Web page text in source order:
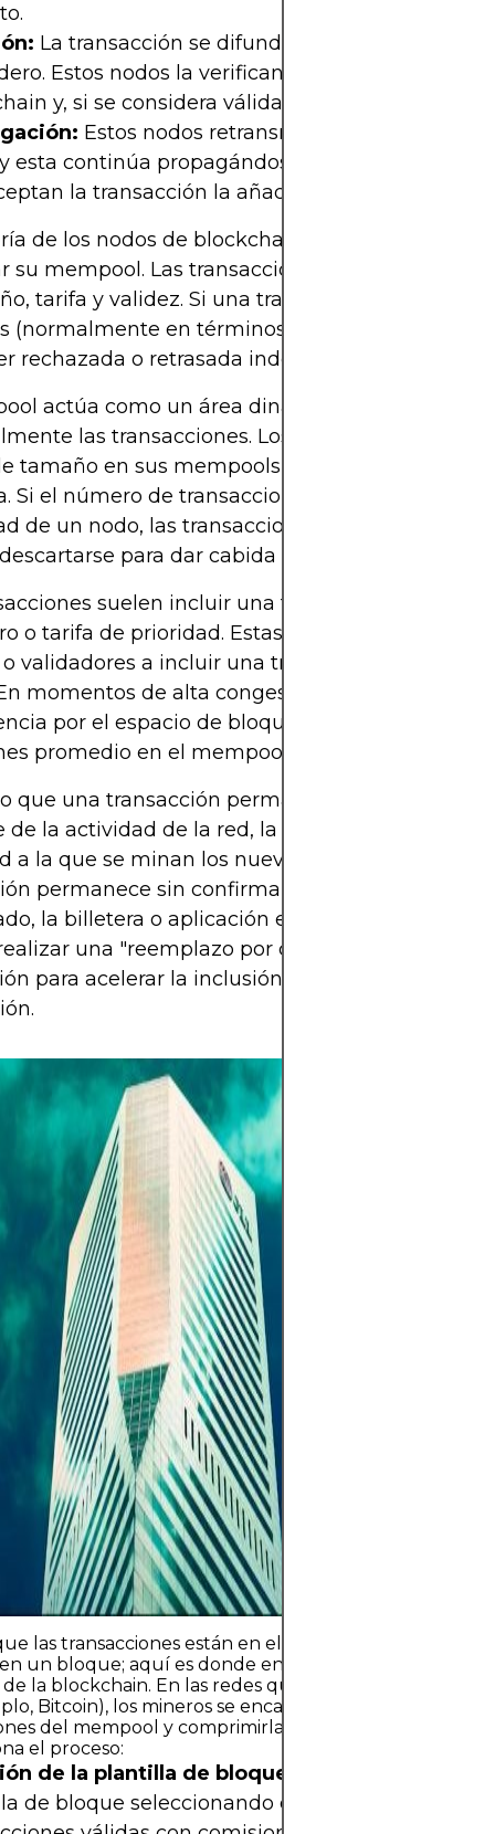
La transacción se difunde a los nodos
Estos nodos la verifican con su copia actual
y, si se considera válida, la incluyen en su
Estos nodos retransmiten la transacción
esta continúa propagándose por toda la red.
la transacción la añadirán a su propio
de los nodos de blockchain aplican reglas
su mempool. Las transacciones deben cumplir
tarifa y validez. Si una transacción no cumple
(normalmente en términos de tarifa de
rechazada o retrasada indefinidamente.
actúa como un área dinámica donde se
las transacciones. Los nodos pueden
tamaño en sus mempools para conservar
Si el número de transacciones sin confirmar
de un nodo, las transacciones con tarifas más
para dar cabida a las de mayor
suelen incluir una tarifa, conocida
o tarifa de prioridad. Estas tarifas incentivan a
validadores a incluir una transacción en el
momentos de alta congestión de la red, la
por el espacio de bloques aumenta, lo que
promedio en el mempool.
que una transacción permanece en el
de la actividad de la red, la comisión asociada y
a la que se minan los nuevos bloques. Si una
permanece sin confirmar durante un período
la billetera o aplicación emisora ​​puede
una "reemplazo por comisión" (RBF),
para acelerar la inclusión, o eventualmente
las transacciones están en el mempool, el siguiente
un bloque; aquí es donde entran en juego los
de la blockchain. En las redes que operan con prueba
Bitcoin), los mineros se encargan de recopilar las
del mempool y comprimirlas en los nuevos
el proceso:
de la plantilla de bloque:
de bloque seleccionando del mempool un